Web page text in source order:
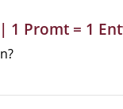
1 Promt = 1